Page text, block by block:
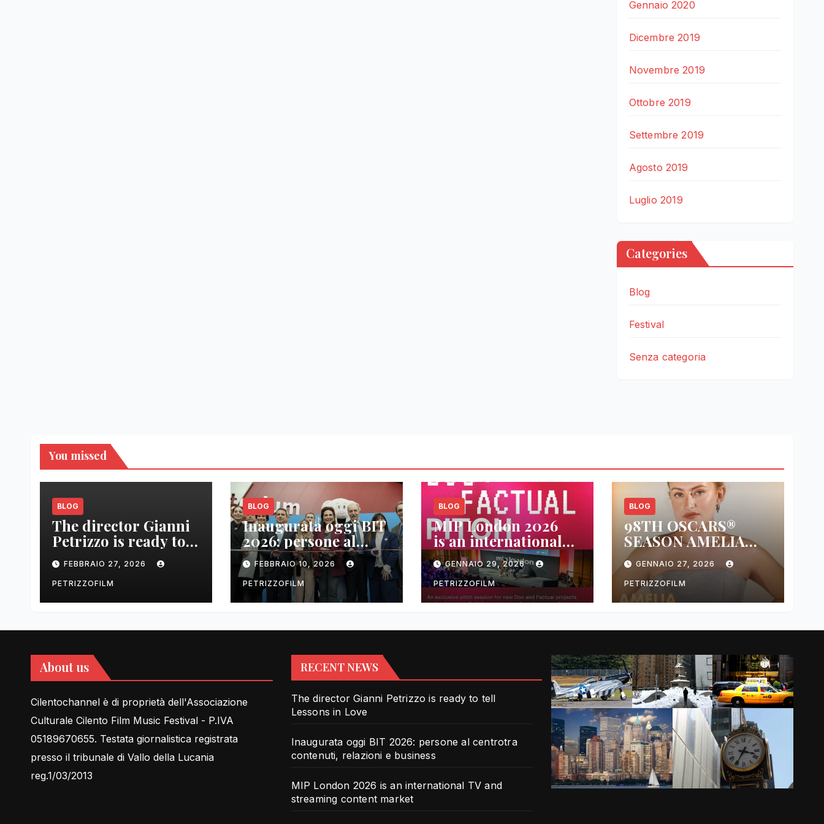
Gennaio 2020
Dicembre 2019
Novembre 2019
Ottobre 2019
Settembre 2019
Agosto 2019
Luglio 2019
Categories
Blog
Festival
Senza categoria
You missed
BLOG
The director Gianni
Petrizzo is ready to
tell Lessons in Love
FEBBRAIO 27, 2026
PETRIZZOFILM
BLOG
Inaugurata oggi BIT
2026: persone al
centrotra contenuti,
relazioni e business
FEBBRAIO 10, 2026
PETRIZZOFILM
BLOG
MIP London 2026
is an international
TV and streaming
content market
GENNAIO 29, 2026
PETRIZZOFILM
BLOG
98TH OSCARS®
SEASON AMELIA
DIMOLDENBERG
RETURNS FOR
THIRD YEAR
GENNAIO 27, 2026
PETRIZZOFILM
About us
Cilentochannel è di proprietà dell'Associazione
Culturale Cilento Film Music Festival - P.IVA
05189670655. Testata giornalistica registrata
presso il tribunale di Vallo della Lucania
reg.1/03/2013
RECENT NEWS
The director Gianni Petrizzo is ready to tell
Lessons in Love
Inaugurata oggi BIT 2026: persone al centrotra
contenuti, relazioni e business
MIP London 2026 is an international TV and
streaming content market